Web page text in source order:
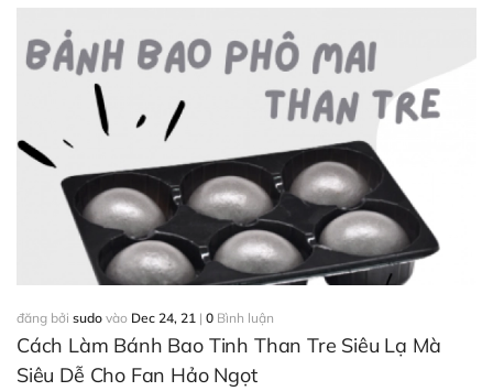
đăng bởi sudo vào Dec 24, 21 | 0 Bình luận
Cách Làm Bánh Bao Tinh Than Tre Siêu Lạ Mà
Siêu Dễ Cho Fan Hảo Ngọt